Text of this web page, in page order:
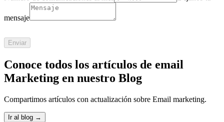
mensaje
Enviar
Conoce todos los artículos de email
Marketing en nuestro Blog
Compartimos artículos con actualización sobre Email marketing.
Ir al blog →